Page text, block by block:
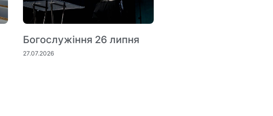
Богослужіння 26 липня
27.07.2026